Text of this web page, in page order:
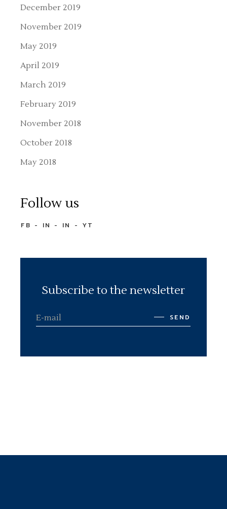
December 2019
November 2019
May 2019
April 2019
March 2019
February 2019
November 2018
October 2018
May 2018
Follow us
FB IN IN YT
Subscribe to the newsletter
SEND